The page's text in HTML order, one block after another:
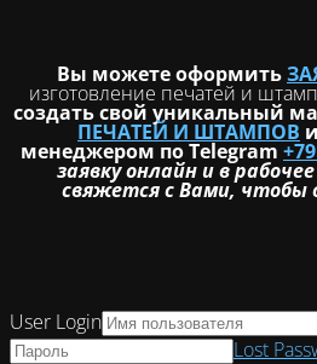
Вы можете оформить
изготовление печатей и
создать свой уникальный
ПЕЧАТЕЙ И ШТАМПОВ
менеджером по Telegram
заявку онлайн и в
свяжется с Вами, чтобы
User Login
Lost